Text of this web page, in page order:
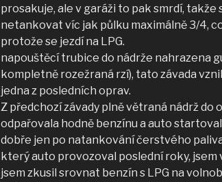
prosakuje, ale v garáži to pak smrdí, takže
netankovat víc jak půlku maximálně 3/4,
protože se jezdí na LPG.
napouštěcí trubice do nádrže nahrazena
kompletně rozežraná rzí), tato závada
jedna z posledních oprav.
Z předchozí závady plně větraná nádrž do
odpařovala hodně benzínu a auto
dobře jen po natankování čerstvého
který auto provozoval poslední roky, jsem
jsem zkusil srovnat benzín s LPG na